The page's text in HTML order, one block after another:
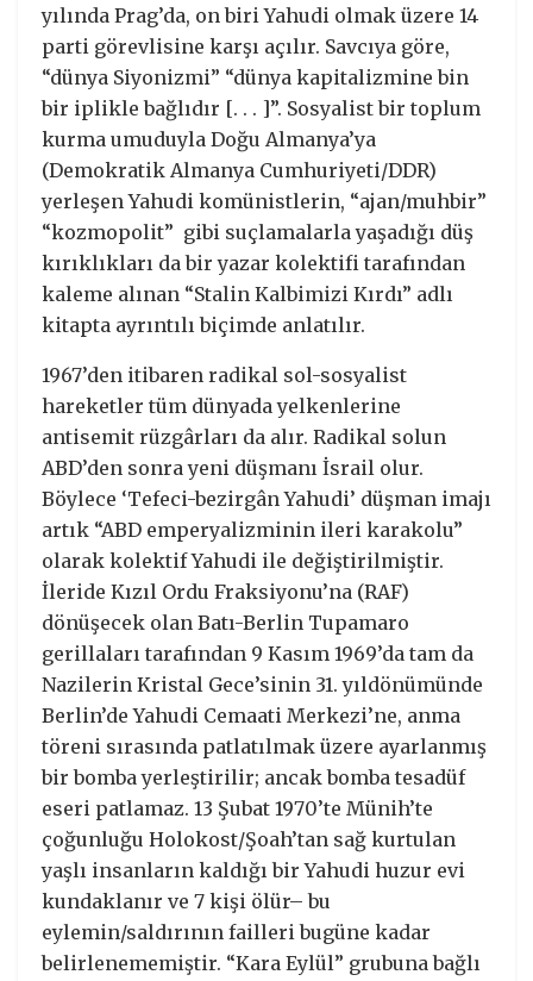
yılında Prag’da, on biri Yahudi olmak üzere 14
parti görevlisine karşı açılır. Savcıya göre,
“dünya Siyonizmi” “dünya kapitalizmine bin
bir iplikle bağlıdır [. . . ]”. Sosyalist bir toplum
kurma umuduyla Doğu Almanya’ya
(Demokratik Almanya Cumhuriyeti/DDR)
yerleşen Yahudi komünistlerin, “ajan/muhbir”
“kozmopolit” gibi suçlamalarla yaşadığı düş
kırıklıkları da bir yazar kolektifi tarafından
kaleme alınan “Stalin Kalbimizi Kırdı” adlı
kitapta ayrıntılı biçimde anlatılır.
1967’den itibaren radikal sol-sosyalist
hareketler tüm dünyada yelkenlerine
antisemit rüzgârları da alır. Radikal solun
ABD’den sonra yeni düşmanı İsrail olur.
Böylece ‘Tefeci-bezirgân Yahudi’ düşman imajı
artık “ABD emperyalizminin ileri karakolu”
olarak kolektif Yahudi ile değiştirilmiştir.
İleride Kızıl Ordu Fraksiyonu’na (RAF)
dönüşecek olan Batı-Berlin Tupamaro
gerillaları tarafından 9 Kasım 1969’da tam da
Nazilerin Kristal Gece’sinin 31. yıldönümünde
Berlin’de Yahudi Cemaati Merkezi’ne, anma
töreni sırasında patlatılmak üzere ayarlanmış
bir bomba yerleştirilir; ancak bomba tesadüf
eseri patlamaz. 13 Şubat 1970’te Münih’te
çoğunluğu Holokost/Şoah’tan sağ kurtulan
yaşlı insanların kaldığı bir Yahudi huzur evi
kundaklanır ve 7 kişi ölür– bu
eylemin/saldırının failleri bugüne kadar
belirlenememiştir. “Kara Eylül” grubuna bağlı